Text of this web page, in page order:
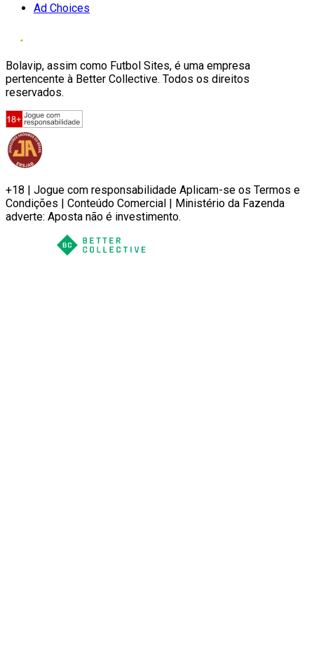
Ad Choices
Bolavip, assim como Futbol Sites, é uma empresa
pertencente à Better Collective. Todos os direitos
reservados.
+18 | Jogue com responsabilidade Aplicam-se os Termos e
Condições | Conteúdo Comercial | Ministério da Fazenda
adverte: Aposta não é investimento.